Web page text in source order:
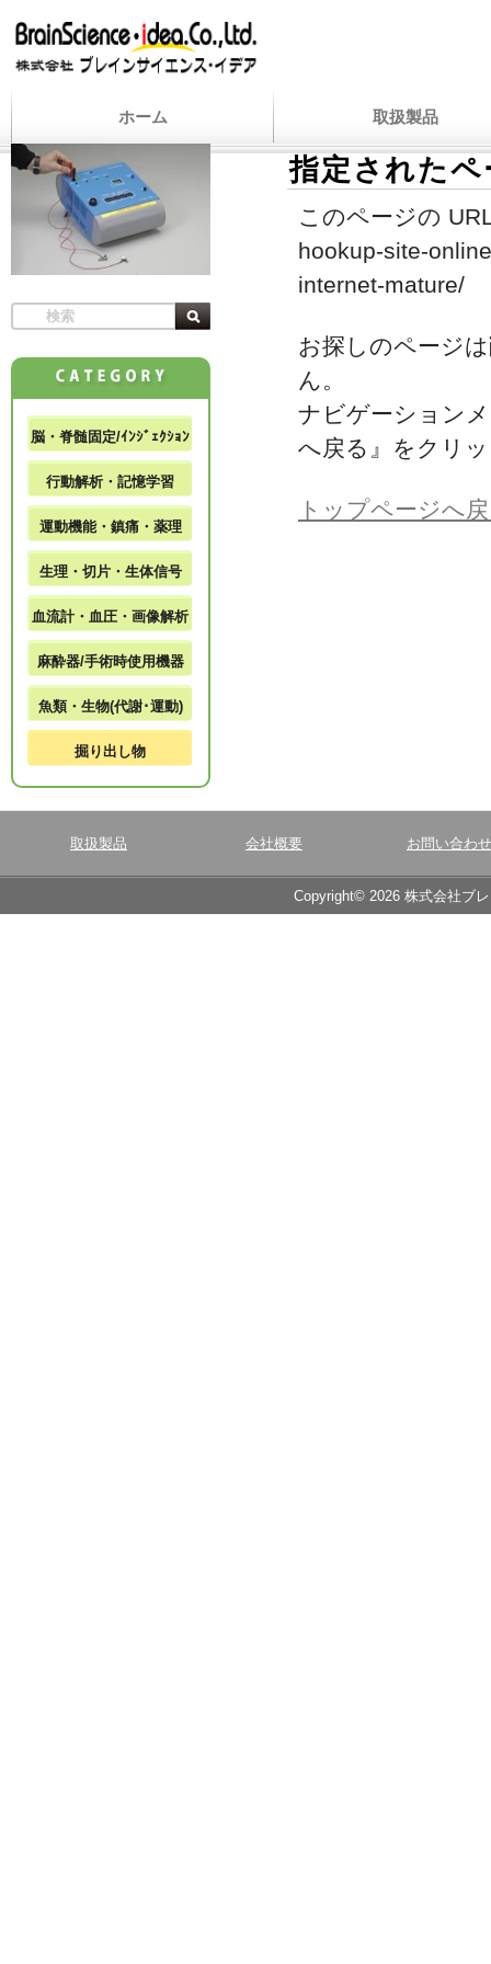
ホーム 取扱製品
指定された
このページの
hookup-site-
internet-mature/
お探しのページ
ん。
ナビゲーション
へ戻る』をクリ
トップページへ
脳・脊髄固定/ｲﾝｼﾞｪｸｼｮﾝ
行動解析・記憶学習
運動機能・鎮痛・薬理
生理・切片・生体信号
血流計・血圧・画像解析
麻酔器/手術時使用機器
魚類・生物(代謝･運動)
掘り出し物
取扱製品 会社概要 お問い合わせ
Copyright© 2026 株式会社ブ